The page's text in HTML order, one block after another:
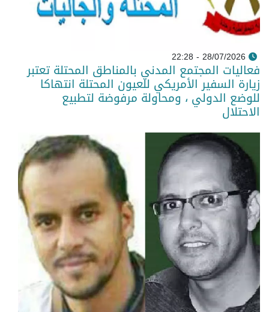
28/07/2026 - 22:28
فعاليات المجتمع المدني بالمناطق المحتلة تعتبر
زيارة السفير الأمريكي للعيون المحتلة انتهاكا
للوضع الدولي ، ومحاولة مرفوضة لتطبيع
الاحتلال